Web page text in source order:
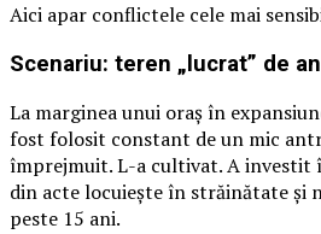
Aici apar conflictele cele mai
Scenariu: teren „lucrat” de
La marginea unui oraș în
fost folosit constant de un mic
împrejmuit. L-a cultivat. A
din acte locuiește în străinătate și
peste 15 ani.